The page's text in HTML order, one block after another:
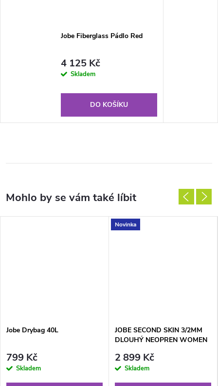
Jobe Fiberglass Pádlo Red
4 125 Kč
Skladem
DO KOŠÍKU
Jobe Drybag 40L
799 Kč
Skladem
Novinka
JOBE SECOND SKIN 3/2MM
DLOUHÝ NEOPREN WOMEN
2 899 Kč
Skladem